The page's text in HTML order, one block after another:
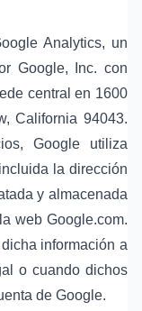
Analytics, un
Google, Inc. con
central en 1600
California 94043.
Google utiliza
la dirección
y almacenada
web Google.com.
información a
o cuando dichos
de Google.